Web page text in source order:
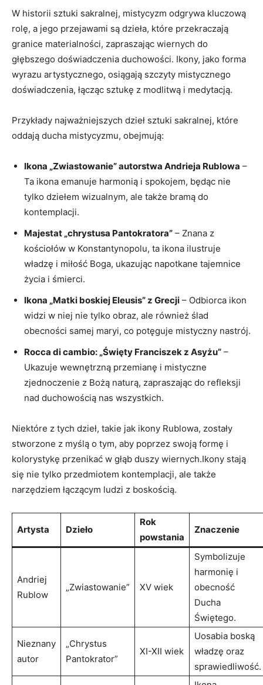
W historii sztuki sakralnej, mistycyzm odgrywa kluczową
rolę, a jego przejawami są dzieła, które przekraczają
granice materialności, zapraszając wiernych do
głębszego doświadczenia duchowości. Ikony, jako forma
wyrazu artystycznego, osiągają szczyty mistycznego
doświadczenia, łącząc sztukę z modlitwą i medytacją.
Przykłady najważniejszych dzieł sztuki sakralnej, które
oddają ducha mistycyzmu, obejmują:
Ikona „Zwiastowanie” autorstwa Andrieja Rublowa –
Ta ikona emanuje harmonią i spokojem, będąc nie
tylko dziełem wizualnym, ale także bramą do
kontemplacji.
Majestat „chrystusa Pantokratora” – Znana z
kościołów w Konstantynopolu, ta ikona ilustruje
władzę i miłość Boga, ukazując napotkane tajemnice
życia i śmierci.
Ikona „Matki boskiej Eleusis” z Grecji – Odbiorca ikon
widzi w niej nie tylko obraz, ale również ślad
obecności samej maryi, co potęguje mistyczny nastrój.
Rocca di cambio: „Święty Franciszek z Asyżu” –
Ukazuje wewnętrzną przemianę i mistyczne
zjednoczenie z Bożą naturą, zapraszając do refleksji
nad duchowością nas wszystkich.
Niektóre z tych dzieł, takie jak ikony Rublowa, zostały
stworzone z myślą o tym, aby poprzez swoją formę i
kolorystykę przenikać w głąb duszy wiernych.Ikony stają
się nie tylko przedmiotem kontemplacji, ale także
narzędziem łączącym ludzi z boskością.
Artysta Dzieło
Rok
powstania
Znaczenie
Andriej
Rublow
„Zwiastowanie” XV wiek
Symbolizuje
harmonię i
obecność
Ducha
Świętego.
Nieznany
autor
„Chrystus
Pantokrator”
XI-XII wiek
Uosabia boską
władzę oraz
sprawiedliwość.